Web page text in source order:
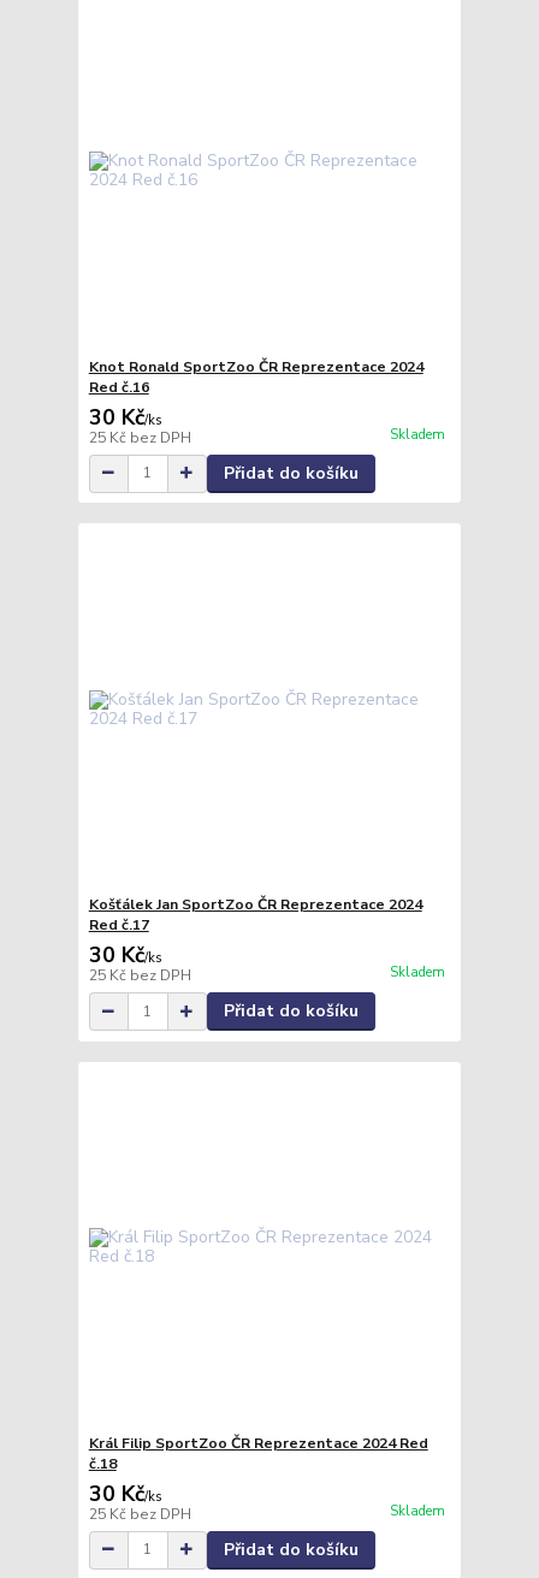
Knot Ronald SportZoo ČR Reprezentace 2024
Red č.16
30 Kč/ks
25 Kč bez DPH Skladem
Přidat do košíku
Košťálek Jan SportZoo ČR Reprezentace 2024
Red č.17
30 Kč/ks
25 Kč bez DPH Skladem
Přidat do košíku
Král Filip SportZoo ČR Reprezentace 2024 Red
č.18
30 Kč/ks
25 Kč bez DPH Skladem
Přidat do košíku